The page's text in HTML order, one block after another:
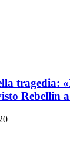
tragedia:
Rebellin